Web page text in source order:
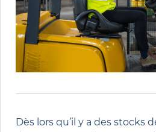
Dès lors qu’il y a des stocks